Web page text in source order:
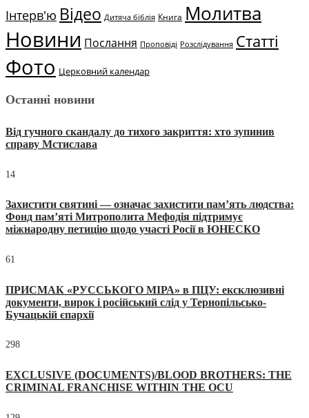
Інтерв'ю Відео Дитяча біблія Книга Молитва
Новини Послання Проповіді Розслідування Статті
Фото Церковний календар
Останні новини
Від гучного скандалу до тихого закриття: хто зупинив
справу Мстислава
14
Захистити святині — означає захистити пам’ять людства:
Фонд пам’яті Митрополита Мефодія підтримує
міжнародну петицію щодо участі Росії в ЮНЕСКО
61
ПРИСМАК «РУССЬКОГО МІРА» в ПЦУ: ексклюзивні
документи, вирок і російський слід у Тернопільсько-
Бучацькій єпархії
298
EXCLUSIVE (DOCUMENTS)/BLOOD BROTHERS: THE
CRIMINAL FRANCHISE WITHIN THE OCU